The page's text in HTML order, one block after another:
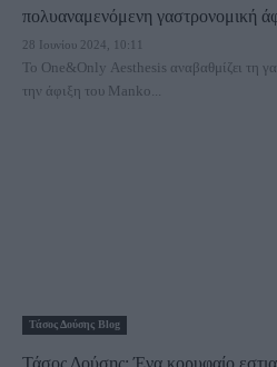
πολυαναμενόμενη γαστρονομική
28 Ιουνίου 2024, 10:11
Το One&Only Aesthesis αναβαθμίζει τη
την άφιξη του Μanko...
Τάσος Δούσης Blog
Τάσος Δούσης: Ένα κορυφαίο